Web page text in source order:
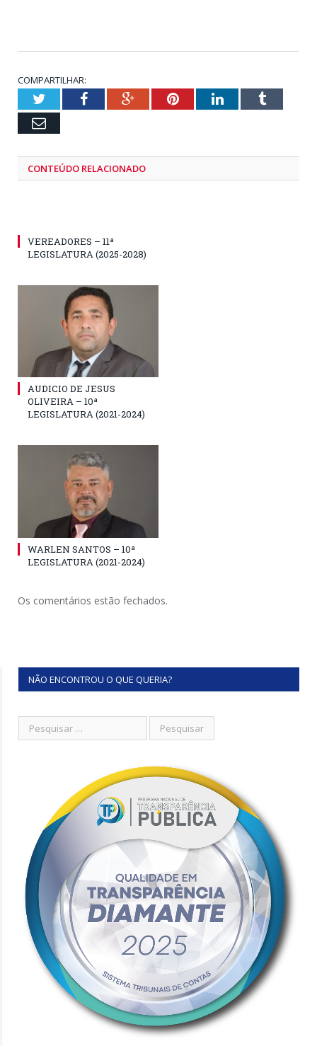
COMPARTILHAR:
TwitterFacebookGoogle+PinterestLinkedInTumblr
Email
CONTEÚDO RELACIONADO
VEREADORES – 11ª
LEGISLATURA (2025-2028)
AUDICIO DE JESUS
OLIVEIRA – 10ª
LEGISLATURA (2021-2024)
WARLEN SANTOS – 10ª
LEGISLATURA (2021-2024)
Os comentários estão fechados.
NÃO ENCONTROU O QUE QUERIA?